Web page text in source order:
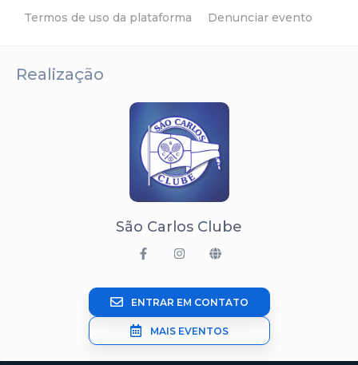
Termos de uso da plataforma Denunciar evento
Realização
São Carlos Clube
ENTRAR EM CONTATO
MAIS EVENTOS